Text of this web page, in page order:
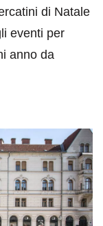
di Natale
eventi per
anno da